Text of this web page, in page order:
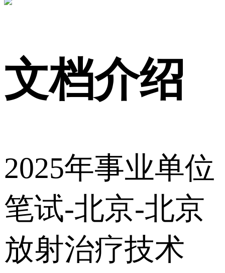
文档介绍
2025年事业单位
笔试-北京-北京
放射治疗技术